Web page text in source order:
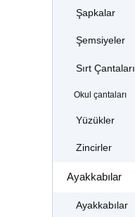
Şapkalar
Şemsiyeler
Sırt Çantaları
Okul çantaları
Yüzükler
Zincirler
Ayakkabılar
Ayakkabılar